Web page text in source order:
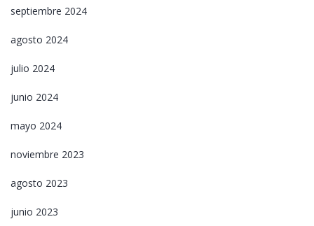
septiembre 2024
agosto 2024
julio 2024
junio 2024
mayo 2024
noviembre 2023
agosto 2023
junio 2023